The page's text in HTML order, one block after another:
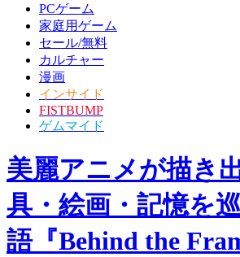
PCゲーム
家庭用ゲーム
セール/無料
カルチャー
漫画
インサイド
FISTBUMP
ゲムマイド
美麗アニメが描き
具・絵画・記憶を
語『Behind the